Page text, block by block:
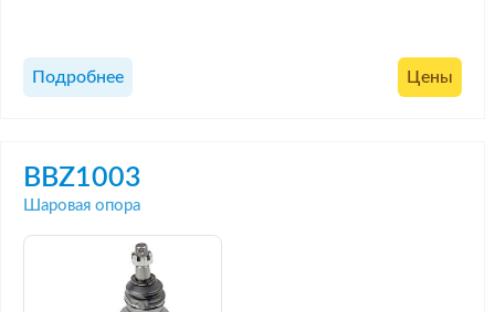
Подробнее Цены
BBZ1003
Шаровая опора